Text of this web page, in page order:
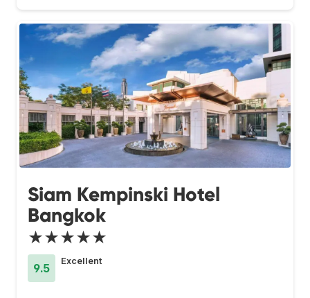
Siam Kempinski Hotel
Bangkok
★★★★★
9.5
Excellent